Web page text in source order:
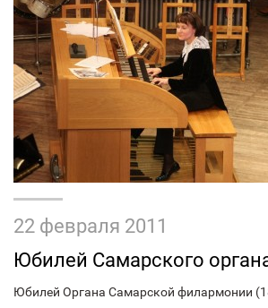
22 февраля 2011
Юбилей Самарского
Юбилей Органа Самарской филармонии